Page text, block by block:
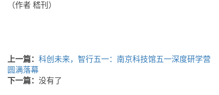
（作者 嵇刊）
上一篇： 科创未来，智行五一：南京科技馆五一深度研学营
圆满落幕
下一篇： 没有了